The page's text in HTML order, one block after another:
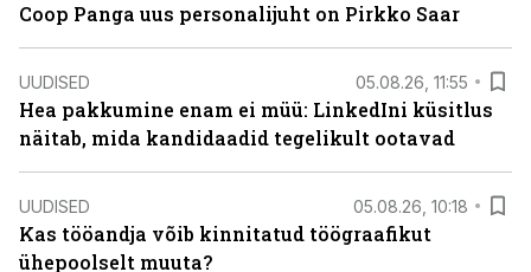
Coop Panga uus personalijuht on Pirkko Saar
UUDISED 05.08.26, 11:55
Hea pakkumine enam ei müü: LinkedIni küsitlus
näitab, mida kandidaadid tegelikult ootavad
UUDISED 05.08.26, 10:18
Kas tööandja võib kinnitatud töögraafikut
ühepoolselt muuta?